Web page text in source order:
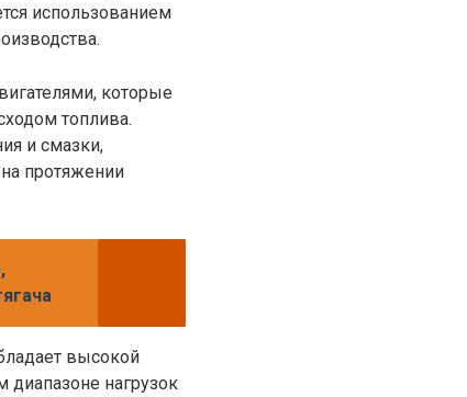
использованием
которые
топлива.
и смазки,
протяжении
высокой
нагрузок